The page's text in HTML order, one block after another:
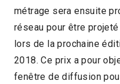
métrage sera ensuite
réseau pour être
lors de la prochaine
2018. Ce prix a pour
fenêtre de diffusion